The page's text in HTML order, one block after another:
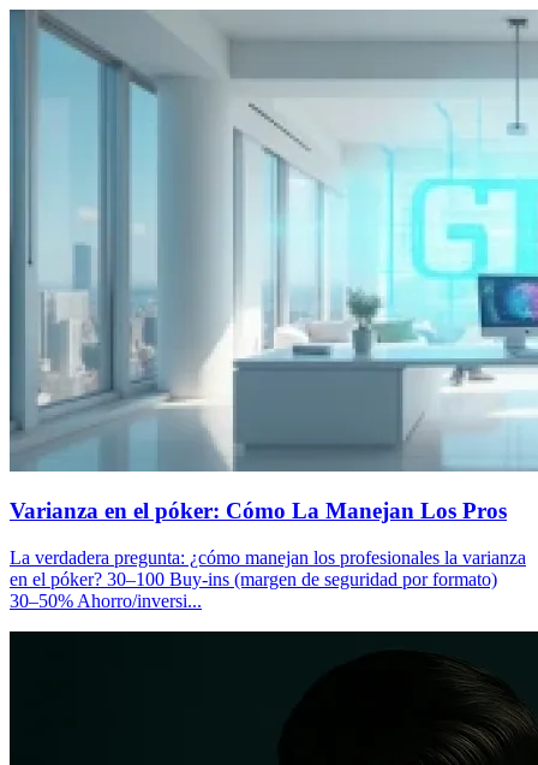
Varianza en el póker: Cómo La Manejan Los Pros
La verdadera pregunta: ¿cómo manejan los profesionales la varianza
en el póker? 30–100 Buy-ins (margen de seguridad por formato)
30–50% Ahorro/inversi...